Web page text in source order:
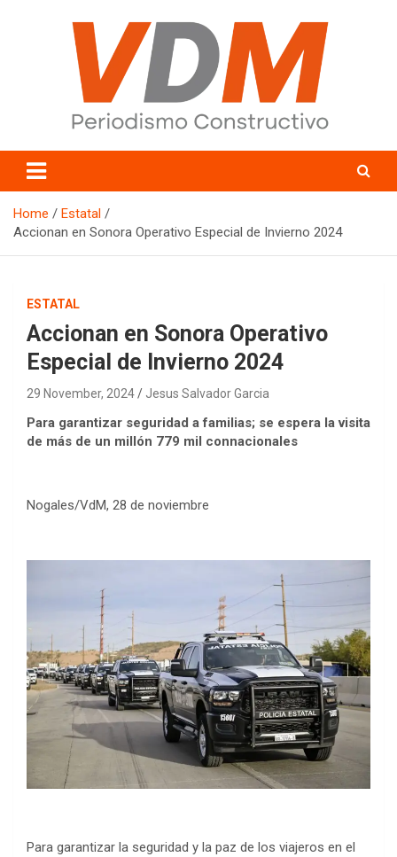
valledelmayo.com
Home
Estatal
Accionan en Sonora Operativo Especial de Invierno 2024
ESTATAL
Accionan en Sonora Operativo
Especial de Invierno 2024
29 November, 2024 Jesus Salvador Garcia
Para garantizar seguridad a familias; se espera la visita
de más de un millón 779 mil connacionales
Nogales/VdM, 28 de noviembre
Para garantizar la seguridad y la paz de los viajeros en el